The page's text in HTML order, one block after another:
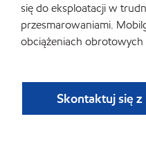
się do eksploatacji w
przesmarowaniami.
obciążeniach obrotowych
Skontaktuj się z